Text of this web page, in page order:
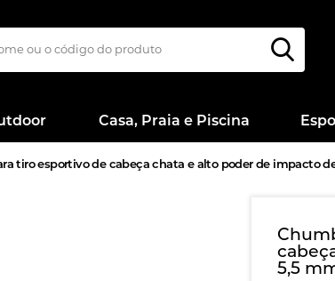
Casa, Praia e Piscina
tiro esportivo de cabeça chata e alto poder de impacto
5,5